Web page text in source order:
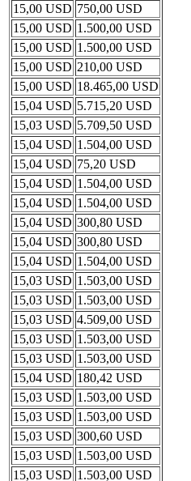
15,00 USD 750,00 USD
15,00 USD 1.500,00 USD
15,00 USD 1.500,00 USD
15,00 USD 210,00 USD
15,00 USD 18.465,00 USD
15,04 USD 5.715,20 USD
15,03 USD 5.709,50 USD
15,04 USD 1.504,00 USD
15,04 USD 75,20 USD
15,04 USD 1.504,00 USD
15,04 USD 1.504,00 USD
15,04 USD 300,80 USD
15,04 USD 300,80 USD
15,04 USD 1.504,00 USD
15,03 USD 1.503,00 USD
15,03 USD 1.503,00 USD
15,03 USD 4.509,00 USD
15,03 USD 1.503,00 USD
15,03 USD 1.503,00 USD
15,04 USD 180,42 USD
15,03 USD 1.503,00 USD
15,03 USD 1.503,00 USD
15,03 USD 300,60 USD
15,03 USD 1.503,00 USD
15,03 USD 1.503,00 USD